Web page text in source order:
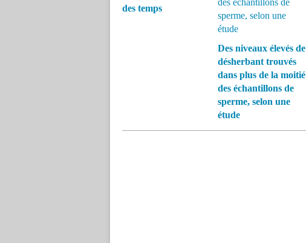
des temps
Des niveaux élevés de
désherbant trouvés
dans plus de la moitié
des échantillons de
sperme, selon une
étude